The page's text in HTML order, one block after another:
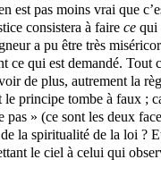
est pas moins vrai que
consistera à faire ce qui
a pu être très
ce qui est demandé.
de plus, autrement la
le principe tombe à
» (ce sont les deux
la spiritualité de la loi
le ciel à celui qui